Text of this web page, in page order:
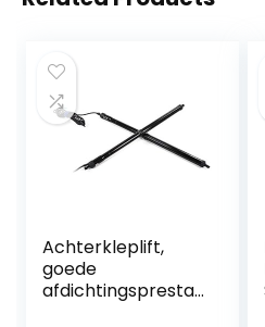
Achterkleplift,
goede
afdichtingsprestati